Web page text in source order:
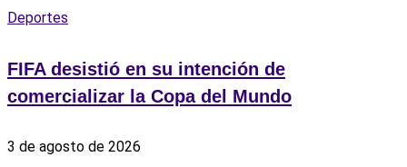
Deportes
FIFA desistió en su intención de
comercializar la Copa del Mundo
3 de agosto de 2026